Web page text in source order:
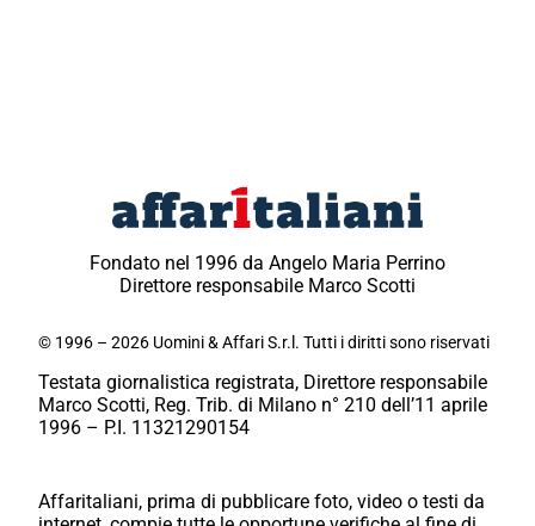
Fondato nel 1996 da Angelo Maria Perrino
Direttore responsabile Marco Scotti
© 1996 – 2026 Uomini & Affari S.r.l. Tutti i diritti sono riservati
Testata giornalistica registrata, Direttore responsabile
Marco Scotti, Reg. Trib. di Milano n° 210 dell’11 aprile
1996 – P.I. 11321290154
Affaritaliani, prima di pubblicare foto, video o testi da